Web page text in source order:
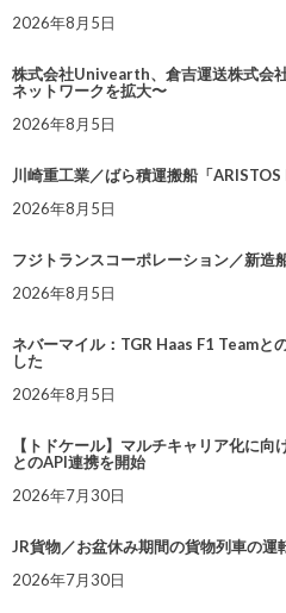
2026年8月5日
株式会社Univearth、倉吉運送株式会
ネットワークを拡大〜
2026年8月5日
川崎重工業／ばら積運搬船「
2026年8月5日
フジトランスコーポレーション／新造
2026年8月5日
ネバーマイル：TGR Haas F1 Teamと
した
2026年8月5日
【トドケール】マルチキャリア化に
とのAPI連携を開始
2026年7月30日
JR貨物／お盆休み期間の貨物列車の運
2026年7月30日